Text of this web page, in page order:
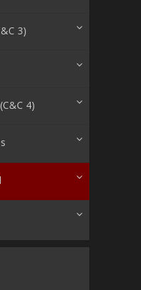
3)
4)